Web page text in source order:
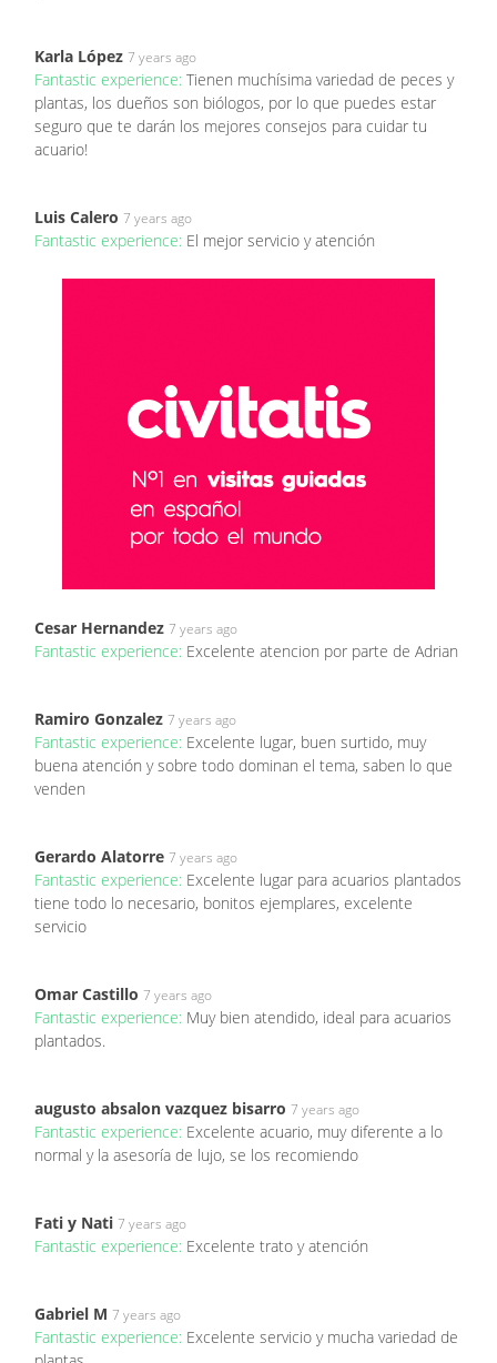
Karla López 7 years ago
Fantastic experience: Tienen muchísima variedad de peces y
plantas, los dueños son biólogos, por lo que puedes estar
seguro que te darán los mejores consejos para cuidar tu
acuario!
Luis Calero 7 years ago
Fantastic experience: El mejor servicio y atención
Cesar Hernandez 7 years ago
Fantastic experience: Excelente atencion por parte de Adrian
Ramiro Gonzalez 7 years ago
Fantastic experience: Excelente lugar, buen surtido, muy
buena atención y sobre todo dominan el tema, saben lo que
venden
Gerardo Alatorre 7 years ago
Fantastic experience: Excelente lugar para acuarios plantados
tiene todo lo necesario, bonitos ejemplares, excelente
servicio
Omar Castillo 7 years ago
Fantastic experience: Muy bien atendido, ideal para acuarios
plantados.
augusto absalon vazquez bisarro 7 years ago
Fantastic experience: Excelente acuario, muy diferente a lo
normal y la asesoría de lujo, se los recomiendo
Fati y Nati 7 years ago
Fantastic experience: Excelente trato y atención
Gabriel M 7 years ago
Fantastic experience: Excelente servicio y mucha variedad de